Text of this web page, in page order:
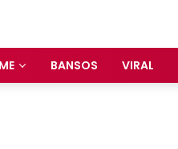
BANSOS VIRAL